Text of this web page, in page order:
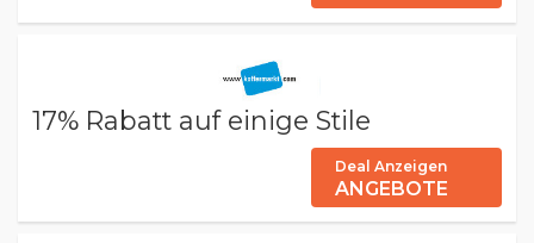
17% Rabatt auf einige Stile
Deal Anzeigen
ANGEBOTE